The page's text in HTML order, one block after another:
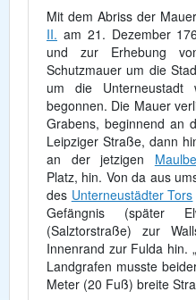
Mit dem Abriss der
II. am 21. Dezember
und zur Erhebung
Schutzmauer um die
um die
begonnen. Die Mauer
Grabens, beginnend an
Leipziger Straße, dann
an der jetzigen
Platz, hin. Von da aus
des Unterneustädter Tors
Gefängnis (später
(Salztorstraße) zur
Innenrand zur Fulda hin.
Landgrafen musste
Meter (20 Fuß) breite